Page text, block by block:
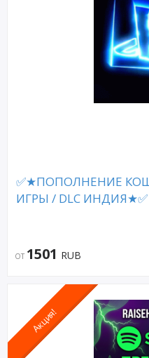
✅★ПОПОЛНЕНИЕ
ИГРЫ / DLC ИНДИЯ★✅
ОТ 1501 RUB
Акция!